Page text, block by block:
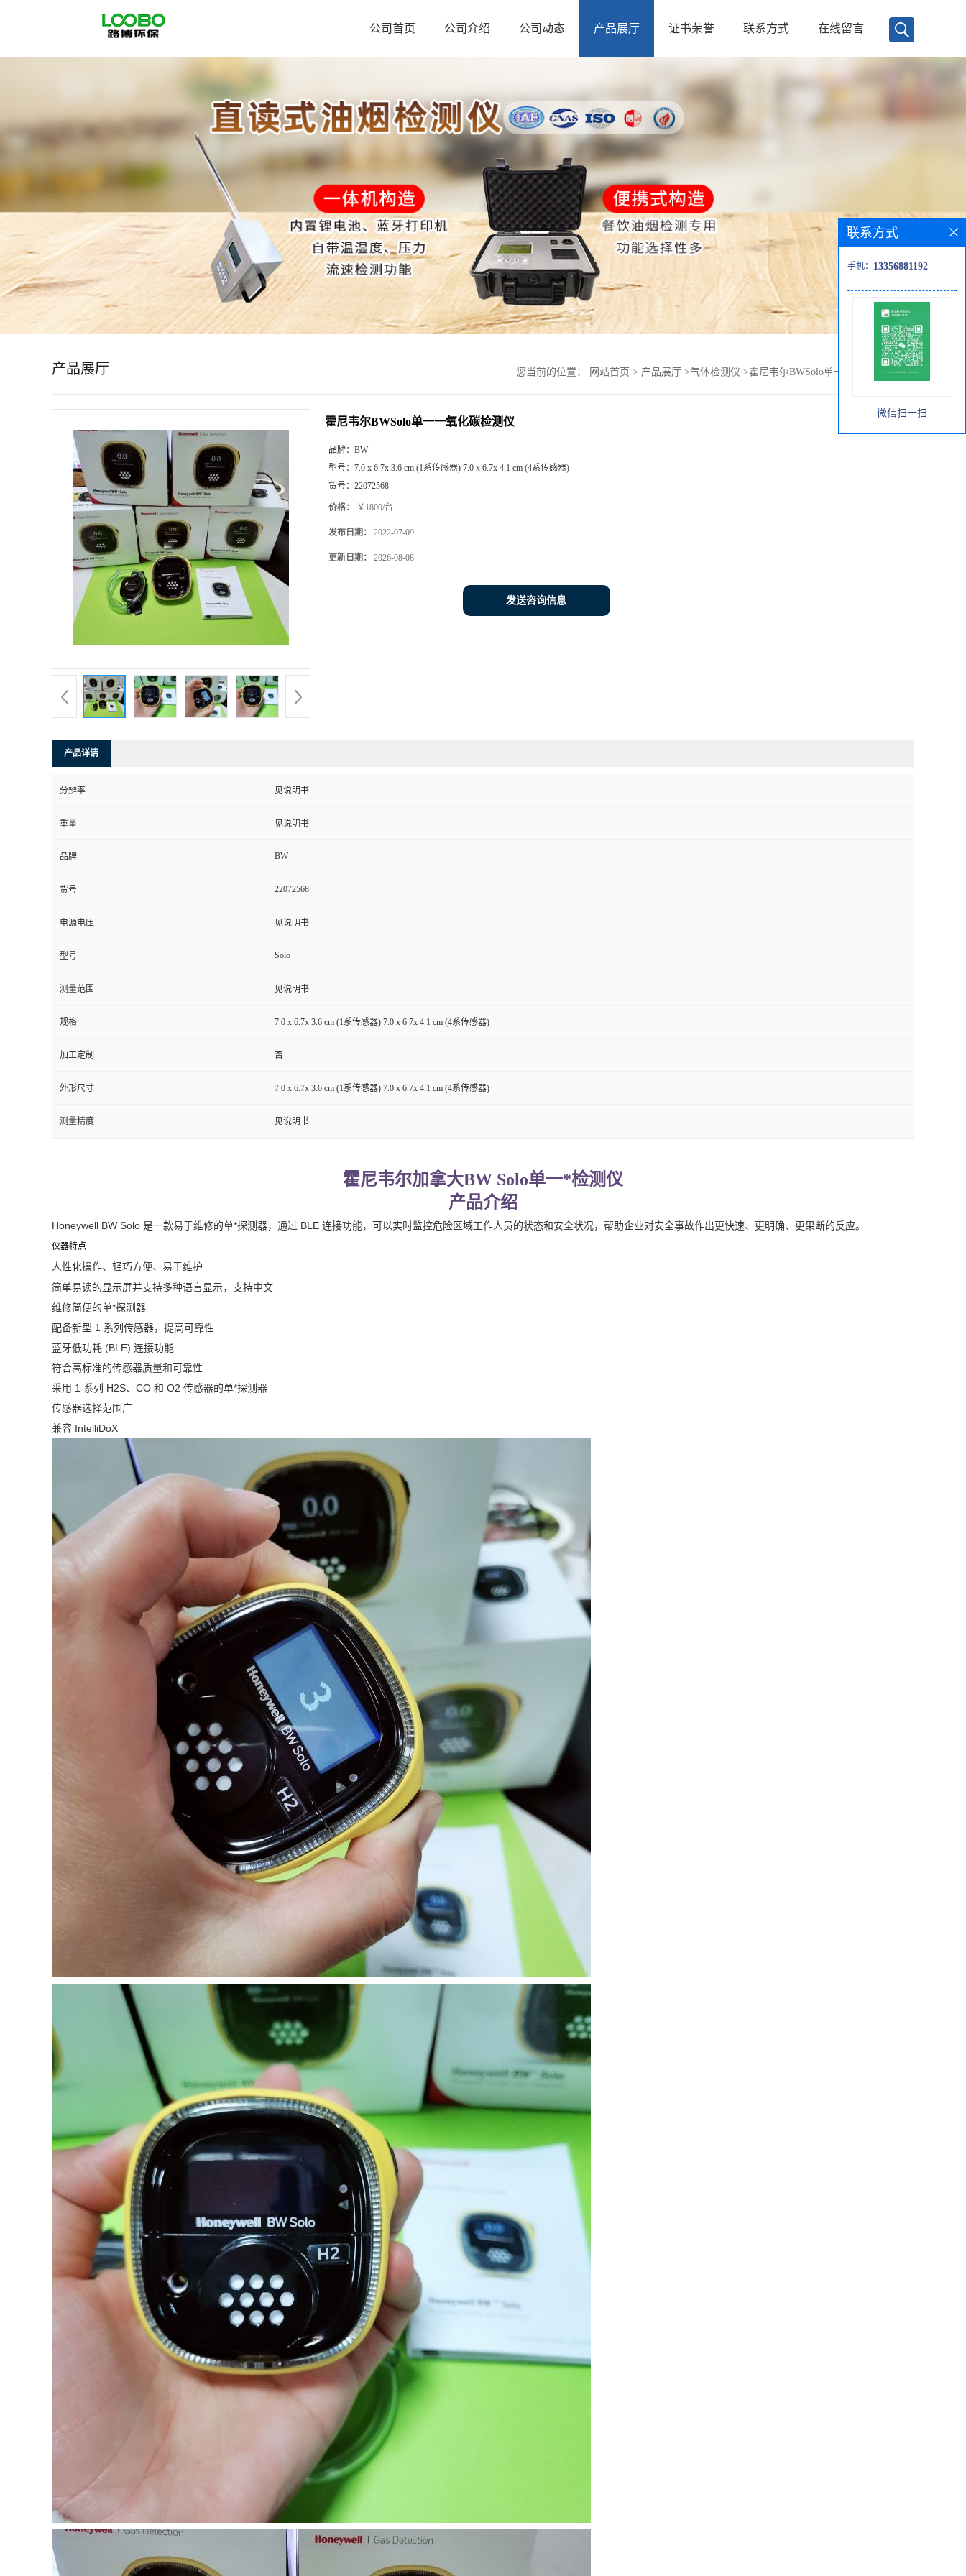
首
介
公司首页 公司介绍 公司动态 产品展厅 证书荣誉 联系方式 在线留言
产品展厅 您当前的位置： 网站首页 > 产品展厅 >气体检测仪 >霍尼韦尔BWSolo单一一氧化碳检测仪
霍尼韦尔BWSolo单一一氧化碳检测仪
品牌： BW
型号： 7.0 x 6.7x 3.6 cm (1系传感器) 7.0 x 6.7x 4.1 cm (4系传感器)
货号： 22072568
价格： ￥1800/台
发布日期： 2022-07-09
更新日期： 2026-08-08
发送咨询信息
产品详请
分辨率 见说明书
重量 见说明书
品牌 BW
货号 22072568
电源电压 见说明书
型号 Solo
测量范围 见说明书
规格 7.0 x 6.7x 3.6 cm (1系传感器) 7.0 x 6.7x 4.1 cm (4系传感器)
加工定制 否
外形尺寸 7.0 x 6.7x 3.6 cm (1系传感器) 7.0 x 6.7x 4.1 cm (4系传感器)
测量精度 见说明书
霍尼韦尔加拿大BW Solo单一*检测仪
产品介绍
Honeywell BW Solo 是一款易于维修的单*探测器，通过 BLE 连接功能，可以实时监控危险区域工作人员的状态和安全状况，帮助企业对安全事故作出更快速、更明确、更果断的反应。
仪器特点
人性化操作、轻巧方便、易于维护
简单易读的显示屏并支持多种语言显示，支持中文
维修简便的单*探测器
配备新型 1 系列传感器，提高可靠性
蓝牙低功耗 (BLE) 连接功能
符合高标准的传感器质量和可靠性
采用 1 系列 H2S、CO 和 O2 传感器的单*探测器
传感器选择范围广
兼容 IntelliDoX
联系方式
手机： 13356881192
微信扫一扫